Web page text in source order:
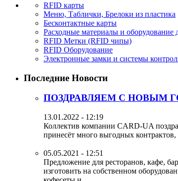
RFID карты
Меню, Таблички, Брелоки из пластика
Бесконтактные карты
Расходные материалы и оборудование
RFID Метки (RFID чипы)
RFID Оборудование
Электронные замки и системы
Последние Новости
ПОЗДРАВЛЯЕМ С НОВЫМ
13.01.2022 - 12:19
Коллектив компании CARD-UA
принесёт много выгодных
05.05.2021 - 12:51
Предложение для ресторанов, кафе,
изготовить на собственном